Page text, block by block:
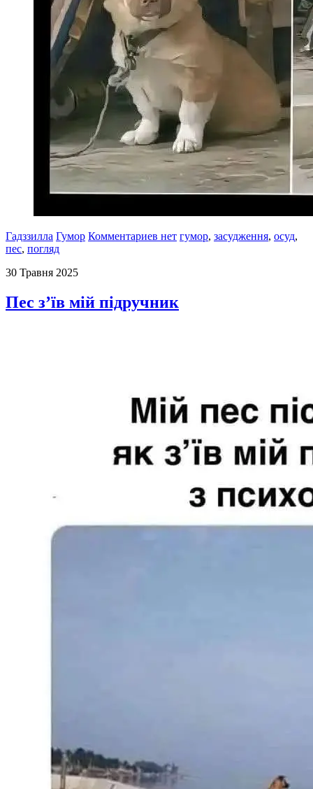
Гадззилла Гумор Комментариев нет гумор, засудження, осуд,
пес, погляд
30 Травня 2025
Пес з’їв мій підручник